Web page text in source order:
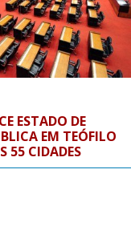
ESTADO DE
EM TEÓFILO
55 CIDADES